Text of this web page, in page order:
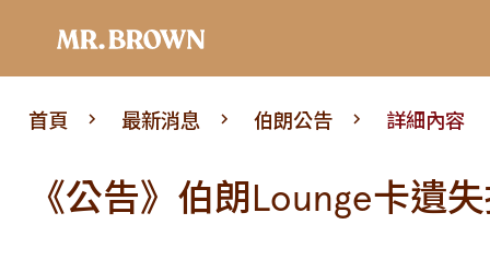
首頁 最新消息 伯朗公告 詳細內容
《公告》伯朗Lounge卡遺